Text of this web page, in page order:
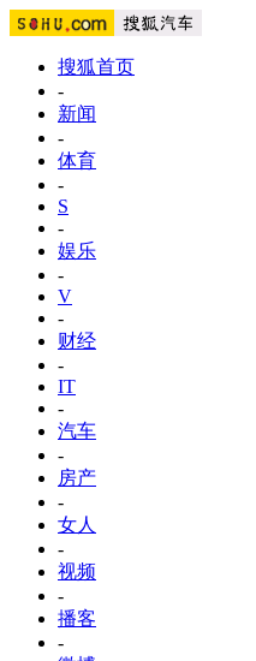
搜狐首页
-
新闻
-
体育
-
S
-
娱乐
-
V
-
财经
-
IT
-
汽车
-
房产
-
女人
-
视频
-
播客
-